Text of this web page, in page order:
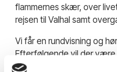
flammernes skær, over
rejsen til Valhal samt
Vi får en rundvisning og
Efterfølgende vil der være
området eller selv gå på